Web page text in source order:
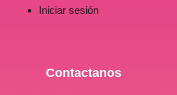
Iniciar sesión
Contactanos